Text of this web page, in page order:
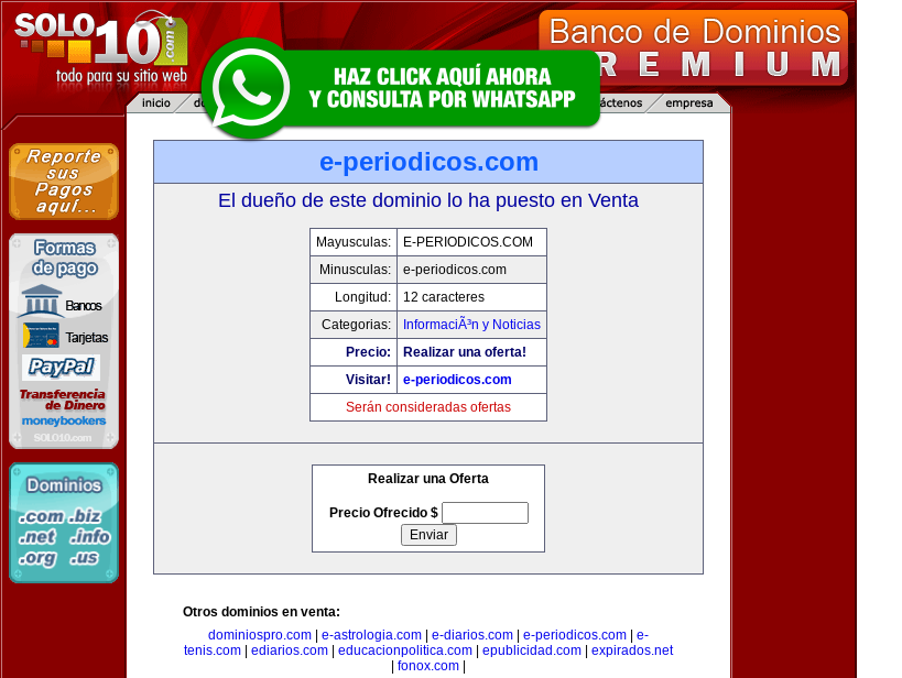
e-periodicos.com
El dueño de este dominio lo ha puesto en Venta
Mayusculas:
E-PERIODICOS.COM
Minusculas:
e-periodicos.com
Longitud:
12 caracteres
Categorias:
InformaciÃ³n y Noticias
Precio:
Realizar una oferta!
Visitar!
e-periodicos.com
Serán consideradas ofertas
Realizar una Oferta
Precio Ofrecido $
Otros dominios en venta:
dominiospro.com
e-astrologia.com e-diarios.com e-periodicos.com
e-
tenis.com
ediarios.com educacionpolitica.com epublicidad.com
expirados.net
fonox.com